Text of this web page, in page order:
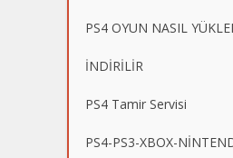
PS4 OYUN NASIL
İNDİRİLİR
PS4 Tamir Servisi
PS4-PS3-XBOX-